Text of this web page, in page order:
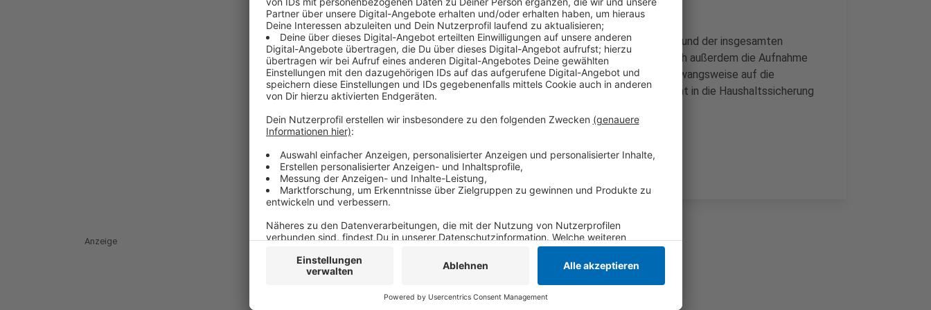
Das liege unter anderem an steigenden Bau- und Personalkosten und der insgesamten
wirtschaftlichen Lage, heißt es. Kaum finanziell lösbar ist demnach außerdem die Aufnahme
vieler Geflüchteter – sie werden von der Bezirksregierung quasi zwangsweise auf die
Kommunen verteilt. Immerhin soll Tönisvorst "zunächst" noch nicht in die Haushaltssicherung
Anzeige